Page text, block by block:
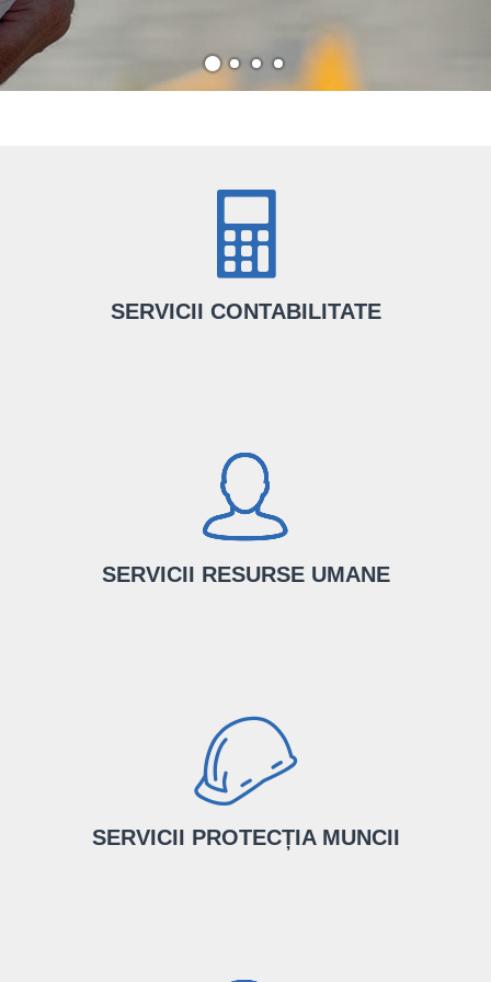
SERVICII CONTABILITATE
Alături de noi, ai servicii de contabilitate complete făcute de o echipă
de contabili certificați CECCAR.
SERVICII RESURSE UMANE
Pentru performanța afacerii tale, îți punem la dispoziție serviciul
nostru de resurse umane și relații de muncă.
SERVICII PROTECȚIA MUNCII